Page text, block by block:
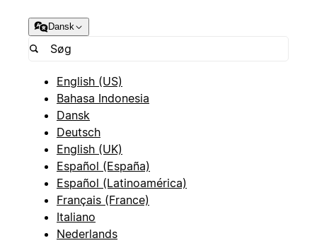
Dansk
English (US)
Bahasa Indonesia
Dansk
Deutsch
English (UK)
Español (España)
Español (Latinoamérica)
Français (France)
Italiano
Nederlands